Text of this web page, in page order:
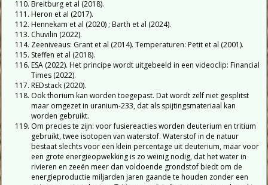
Breitburg et al (2018).
Heron et al (2017).
Hennekam et al (2020) ; Barth et al (2024).
Chuvilin (2022).
Zeeniveaus: Grant et al (2014). Temperaturen: Petit et al (2001).
Steffen et al (2018).
ESA (2022). Het principe wordt uitgebeeld in een videoclip: Financial
Times (2022).
REDstack (2020).
Ook thorium kan worden toegepast. Dat wordt zelf niet gesplitst
maar omgezet in uranium-233, dat als spijtingsmateriaal kan
worden gebruikt.
Om precies te zijn: voor fusiereacties worden deuterium en tritium
gebruikt, twee isotopen van waterstof. Waterstof in de natuur
bestaat slechts voor een klein percentage uit deuterium, maar voor
een grote energieopwekking is zo weinig nodig, dat het water in
rivieren en zeeën meer dan voldoende grondstof biedt om de
energieproductie miljarden jaren gaande te houden zonder een